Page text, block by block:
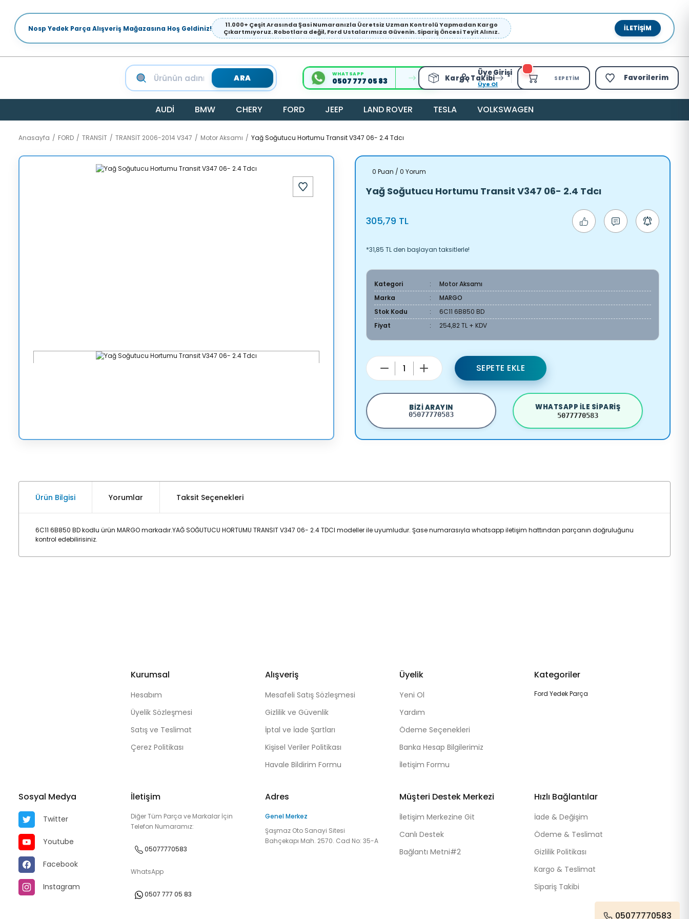
Nosp Yedek Parça Alışveriş Mağazasına Hoş Geldiniz!
11.000+ Çeşit Arasında Şasi Numaranızla Ücretsiz Uzman Kontrolü Yapmadan Kargo
Çıkartmıyoruz. Robotlara değil, Ford Ustalarımıza Güvenin. Sipariş Öncesi Teyit Alınız.
İLETIŞIM
ARA WHATSAPP
0507 777 05 83 Kargo Takibi
Üye Girişi
Üye Ol
SEPETIM Favorilerim
AUDİ BMW CHERY FORD JEEP LAND ROVER TESLA VOLKSWAGEN
Anasayfa FORD TRANSİT TRANSİT 2006-2014 V347 Motor Aksamı Yağ Soğutucu Hortumu Transit V347 06- 2.4 Tdcı
0 Puan / 0 Yorum
Yağ Soğutucu Hortumu Transit V347 06- 2.4 Tdcı
305,79 TL
*31,85 TL den başlayan taksitlerle!
Kategori
Motor Aksamı
Marka
MARGO
Stok Kodu
6C11 6B850 BD
Fiyat
254,82 TL + KDV
SEPETE EKLE
BIZI ARAYIN
05077770583
WHATSAPP ILE SIPARIŞ
5077770583
Ürün Bilgisi Yorumlar Taksit Seçenekleri
6C11 6B850 BD kodlu ürün MARGO markadır.YAĞ SOĞUTUCU HORTUMU TRANSIT V347 06- 2.4 TDCI modeller ile uyumludur. Şase numarasıyla whatsapp iletişim hattından parçanın doğruluğunu
kontrol edebilirisiniz.
Kurumsal
Hesabım
Üyelik Sözleşmesi
Satış ve Teslimat
Çerez Politikası
Alışveriş
Mesafeli Satış Sözleşmesi
Gizlilik ve Güvenlik
İptal ve İade Şartları
Kişisel Veriler Politikası
Havale Bildirim Formu
Üyelik
Yeni Ol
Yardım
Ödeme Seçenekleri
Banka Hesap Bilgilerimiz
İletişim Formu
Kategoriler
Ford Yedek Parça
Sosyal Medya
Twitter
Youtube
Facebook
Instagram
İletişim
Diğer Tüm Parça ve Markalar İçin
Telefon Numaramız:
05077770583
WhatsApp
0507 777 05 83
Adres
Genel Merkez
Şaşmaz Oto Sanayi Sitesi
Bahçekapı Mah. 2570. Cad No: 35-A
Müşteri Destek Merkezi
İletişim Merkezine Git
Canlı Destek
Bağlantı Metni#2
Hızlı Bağlantılar
İade & Değişim
Ödeme & Teslimat
Gizlilik Politikası
Kargo & Teslimat
Sipariş Takibi
05077770583